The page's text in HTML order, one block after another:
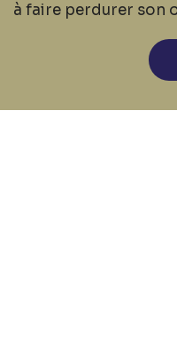
à faire perdurer son
cookies